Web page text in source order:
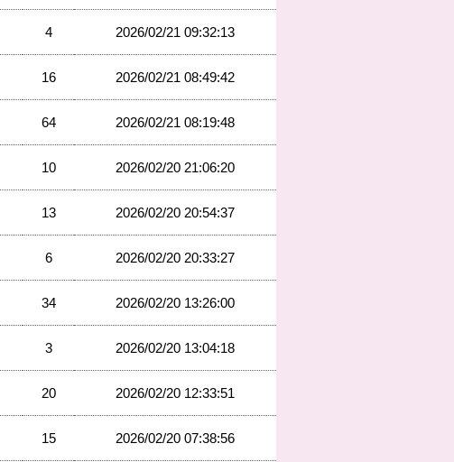
4 2026/02/21 09:32:13
16 2026/02/21 08:49:42
64 2026/02/21 08:19:48
10 2026/02/20 21:06:20
13 2026/02/20 20:54:37
6 2026/02/20 20:33:27
34 2026/02/20 13:26:00
3 2026/02/20 13:04:18
20 2026/02/20 12:33:51
15 2026/02/20 07:38:56